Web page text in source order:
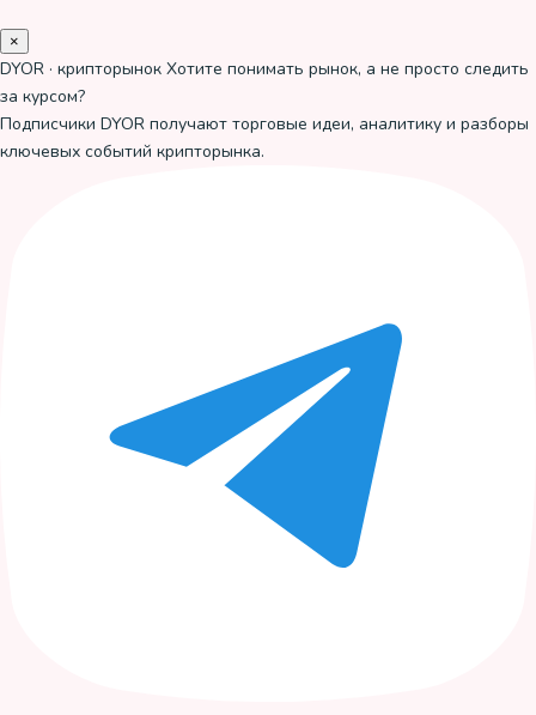
×
DYOR · крипторынок Хотите понимать рынок, а не просто следить
за курсом?
Подписчики DYOR получают торговые идеи, аналитику и разборы
ключевых событий крипторынка.